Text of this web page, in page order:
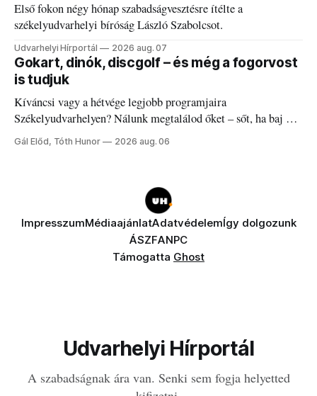
Első fokon négy hónap szabadságvesztésre ítélte a
székelyudvarhelyi bíróság László Szabolcsot.
Udvarhelyi Hírportál 2026 aug. 07
Gokart, dinók, discgolf – és még a fogorvost
is tudjuk
Kíváncsi vagy a hétvége legjobb programjaira
Székelyudvarhelyen? Nálunk megtalálod őket – sőt, ha baj van
a fogaddal, a fogorvosi ügyeletet is!
Gál Előd, Tóth Hunor 2026 aug. 06
ImpresszumMédiaajánlatAdatvédelemÍgy dolgozunk
ÁSZFANPC
Támogatta Ghost
Udvarhelyi Hírportál
A szabadságnak ára van. Senki sem fogja helyetted